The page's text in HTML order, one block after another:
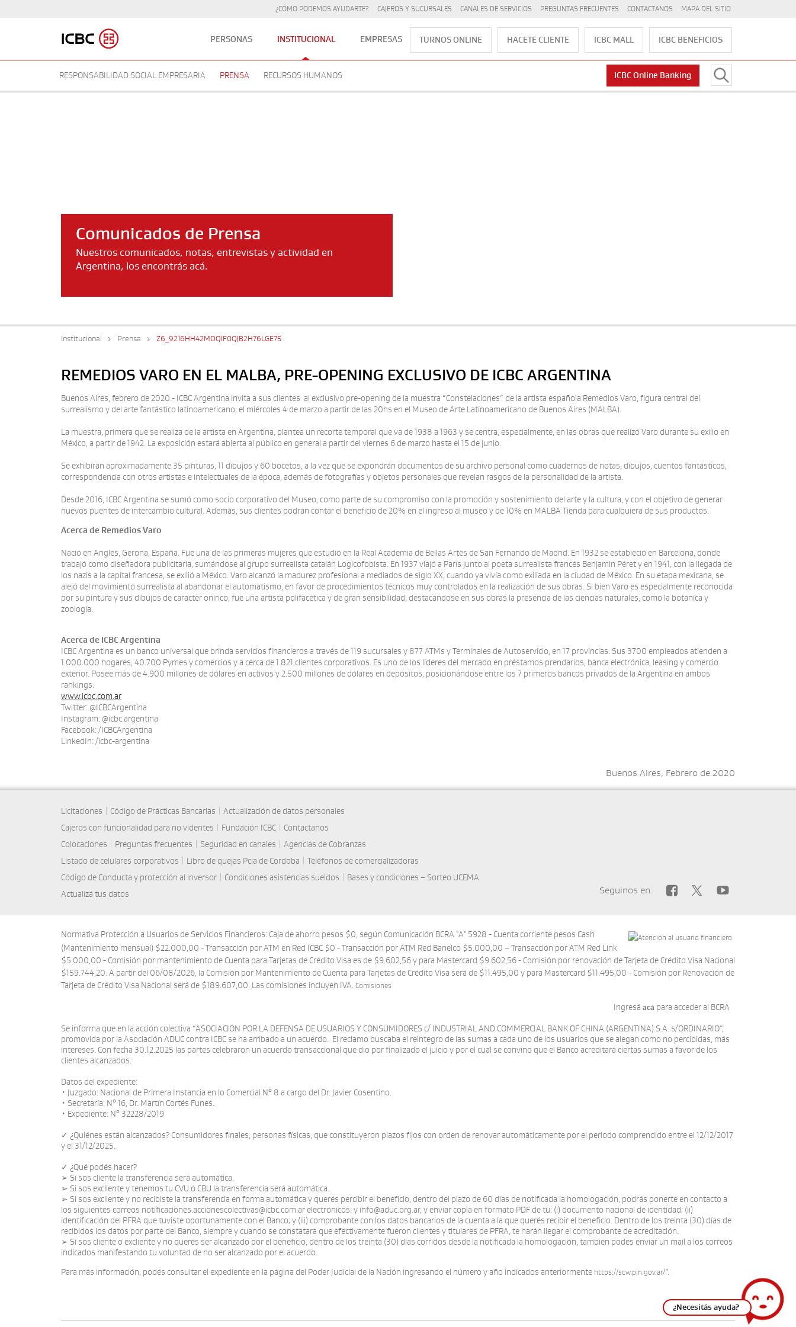
¿Necesitás ayuda?
¿CÓMO PODEMOS AYUDARTE? CAJEROS Y SUCURSALES CANALES DE SERVICIOS PREGUNTAS FRECUENTES CONTACTANOS MAPA DEL SITIO
TURNOS ONLINE HACETE CLIENTE ICBC MALL ICBC BENEFICIOS
PERSONAS INSTITUCIONAL
RESPONSABILIDAD SOCIAL EMPRESARIA PRENSA RECURSOS HUMANOS
EMPRESAS
ICBC Online Banking
Comunicados de Prensa
Nuestros comunicados, notas, entrevistas y actividad en
Argentina, los encontrás acá.
Institucional Prensa Z6_9216HH42MOQIF0QJB2H76LGE75
REMEDIOS VARO EN EL MALBA, PRE-OPENING EXCLUSIVO DE ICBC ARGENTINA
Buenos Aires, febrero de 2020.- ICBC Argentina invita a sus clientes al exclusivo pre-opening de la muestra “Constelaciones” de la artista española Remedios Varo, figura central del
surrealismo y del arte fantástico latinoamericano, el miércoles 4 de marzo a partir de las 20hs en el Museo de Arte Latinoamericano de Buenos Aires (MALBA).
La muestra, primera que se realiza de la artista en Argentina, plantea un recorte temporal que va de 1938 a 1963 y se centra, especialmente, en las obras que realizó Varo durante su exilio en
México, a partir de 1942. La exposición estará abierta al público en general a partir del viernes 6 de marzo hasta el 15 de junio.
Se exhibirán aproximadamente 35 pinturas, 11 dibujos y 60 bocetos, a la vez que se expondrán documentos de su archivo personal como cuadernos de notas, dibujos, cuentos fantásticos,
correspondencia con otros artistas e intelectuales de la época, además de fotografías y objetos personales que revelan rasgos de la personalidad de la artista.
Desde 2016, ICBC Argentina se sumó como socio corporativo del Museo, como parte de su compromiso con la promoción y sostenimiento del arte y la cultura, y con el objetivo de generar
nuevos puentes de intercambio cultural. Además, sus clientes podrán contar el beneficio de 20% en el ingreso al museo y de 10% en MALBA Tienda para cualquiera de sus productos.
Acerca de Remedios Varo
Nació en Anglès, Gerona, España. Fue una de las primeras mujeres que estudió en la Real Academia de Bellas Artes de San Fernando de Madrid. En 1932 se estableció en Barcelona, donde
trabajó como diseñadora publicitaria, sumándose al grupo surrealista catalán Logicofobista. En 1937 viajó a París junto al poeta surrealista francés Benjamin Péret y en 1941, con la llegada de
los nazis a la capital francesa, se exilió a México. Varo alcanzó la madurez profesional a mediados de siglo XX, cuando ya vivía como exiliada en la ciudad de México. En su etapa mexicana, se
alejó del movimiento surrealista al abandonar el automatismo, en favor de procedimientos técnicos muy controlados en la realización de sus obras. Si bien Varo es especialmente reconocida
por su pintura y sus dibujos de carácter onírico, fue una artista polifacética y de gran sensibilidad, destacándose en sus obras la presencia de las ciencias naturales, como la botánica y
zoología.
Acerca de ICBC Argentina
ICBC Argentina es un banco universal que brinda servicios financieros a través de 119 sucursales y 877 ATMs y Terminales de Autoservicio, en 17 provincias. Sus 3700 empleados atienden a
1.000.000 hogares, 40.700 Pymes y comercios y a cerca de 1.821 clientes corporativos. Es uno de los líderes del mercado en préstamos prendarios, banca electrónica, leasing y comercio
exterior. Posee más de 4.900 millones de dólares en activos y 2.500 millones de dólares en depósitos, posicionándose entre los 7 primeros bancos privados de la Argentina en ambos
rankings.
www.icbc.com.ar
Twitter: @ICBCArgentina
Instagram: @icbc.argentina
Facebook: /ICBCArgentina
LinkedIn: /icbc-argentina
Buenos Aires, Febrero de 2020
Licitaciones Código de Prácticas Bancarias
Actualización de datos personales
Cajeros con funcionalidad para no videntes
Fundación ICBC
Contactanos
Colocaciones
Preguntas frecuentes Seguridad en canales
Agencias de Cobranzas
Listado de celulares corporativos
Libro de quejas Pcia de Cordoba
Teléfonos de comercializadoras
Código de Conducta y protección al inversor
Condiciones asistencias sueldos
Bases y condiciones – Sorteo UCEMA
Actualizá tus datos
Seguinos en:
Normativa Protección a Usuarios de Servicios Financieros: Caja de ahorro pesos $0, según Comunicación BCRA "A" 5928 - Cuenta corriente pesos Cash
(Mantenimiento mensual) $22.000,00 - Transacción por ATM en Red ICBC $0 - Transacción por ATM Red Banelco $5.000,00 – Transacción por ATM Red Link
$5.000,00 - Comisión por mantenimiento de Cuenta para Tarjetas de Crédito Visa es de $9.602,56 y para Mastercard $9.602,56 - Comisión por renovación de Tarjeta de Crédito Visa Nacional
$159.744,20. A partir del 06/08/2026, la Comisión por Mantenimiento de Cuenta para Tarjetas de Crédito Visa será de $11.495,00 y para Mastercard $11.495,00 - Comisión por Renovación de
Tarjeta de Crédito Visa Nacional será de $189.607,00. Las comisiones incluyen IVA. Comisiones
Ingresá acá para acceder al BCRA
Se informa que en la acción colectiva “ASOCIACION POR LA DEFENSA DE USUARIOS Y CONSUMIDORES c/ INDUSTRIAL AND COMMERCIAL BANK OF CHINA (ARGENTINA) S.A. s/ORDINARIO”,
promovida por la Asociación ADUC contra ICBC se ha arribado a un acuerdo. El reclamo buscaba el reintegro de las sumas a cada uno de los usuarios que se alegan como no percibidas, más
intereses. Con fecha 30.12.2025 las partes celebraron un acuerdo transaccional que dio por finalizado el juicio y por el cual se convino que el Banco acreditará ciertas sumas a favor de los
clientes alcanzados.
Datos del expediente:
• Juzgado: Nacional de Primera Instancia en lo Comercial N° 8 a cargo del Dr. Javier Cosentino.
• Secretaría: N° 16, Dr. Martín Cortés Funes.
• Expediente: N° 32228/2019
✓ ¿Quiénes están alcanzados? Consumidores finales, personas físicas, que constituyeron plazos fijos con orden de renovar automáticamente por el periodo comprendido entre el 12/12/2017
y el 31/12/2025.
✓ ¿Qué podés hacer?
➢ Si sos cliente la transferencia será automática.
➢ Si sos excliente y tenemos tu CVU ó CBU la transferencia será automática.
➢ Si sos excliente y no recibiste la transferencia en forma automática y querés percibir el beneficio, dentro del plazo de 60 días de notificada la homologación, podrás ponerte en contacto a
los siguientes correos notificaciones.accionescolectivas@icbc.com.ar electrónicos: y info@aduc.org.ar, y enviar copia en formato PDF de tu: (i) documento nacional de identidad; (ii)
identificación del PFRA que tuviste oportunamente con el Banco; y (iii) comprobante con los datos bancarios de la cuenta a la que querés recibir el beneficio. Dentro de los treinta (30) días de
recibidos los datos por parte del Banco, siempre y cuando se constatara que efectivamente fueron clientes y titulares de PFRA, te harán llegar el comprobante de acreditación.
➢ Si sos cliente o excliente y no querés ser alcanzado por el beneficio, dentro de los treinta (30) días corridos desde la notificada la homologación, también podés enviar un mail a los correos
indicados manifestando tu voluntad de no ser alcanzado por el acuerdo.
Para más información, podés consultar el expediente en la página del Poder Judicial de la Nación ingresando el número y año indicados anteriormente https://scw.pjn.gov.ar/”.